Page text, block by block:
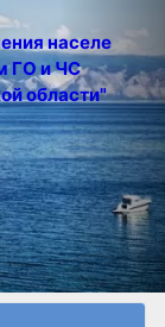
населения
ГО и ЧС
области"